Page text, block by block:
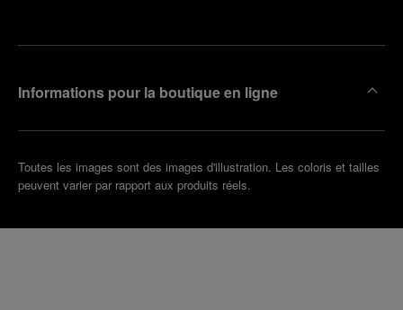
Informations pour la boutique en ligne
Toutes les images sont des images d'illustration. Les coloris et tailles
peuvent varier par rapport aux produits réels.